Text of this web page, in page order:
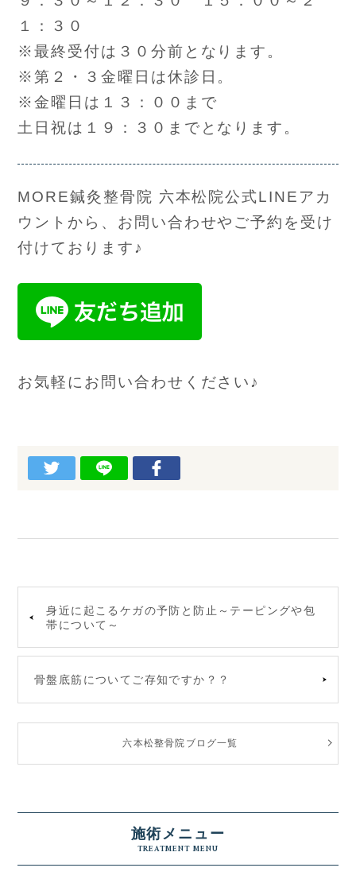
１：３０
※最終受付は３０分前となります。
※第２・３金曜日は休診日。
※金曜日は１３：００まで
土日祝は１９：３０までとなります。
MORE鍼灸整骨院 六本松院公式LINEアカ
ウントから、お問い合わせやご予約を受け
付けております♪
お気軽にお問い合わせください♪
身近に起こるケガの予防と防止～テーピングや包
帯について～
骨盤底筋についてご存知ですか？？
六本松整骨院ブログ一覧
施術メニュー
TREATMENT MENU